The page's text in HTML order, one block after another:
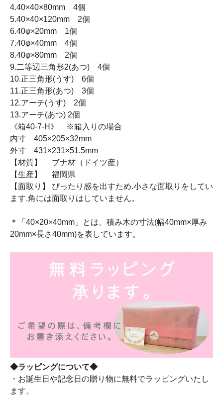
4.40×40×80mm 4個
5.40×40×120mm 2個
6.40φ×20mm 1個
7.40φ×40mm 4個
8.40φ×80mm 2個
9.二等辺三角形2(あつ) 4個
10.正三角形(うす) 6個
11.正三角形(あつ) 3個
12.アーチ(うす) 2個
13.アーチ(あつ) 2個
《箱40-7-H》 ※箱入りの場合
内寸 405×205×32mm
外寸 431×231×51.5mm
【材質】 ブナ材（ドイツ産）
【生産】 福岡県
【面取り】 ぴったり感を出すため.小さな面取りをしてい
ます.角には面取りはしていません。
＊「40×20×40mm」とは、積み木の寸法(幅40mm×厚み
20mm×長さ40mm)を表しています。
◆ラッピングについて◆
・お誕生日や記念日の贈り物に無料でラッピングいたし
ます。